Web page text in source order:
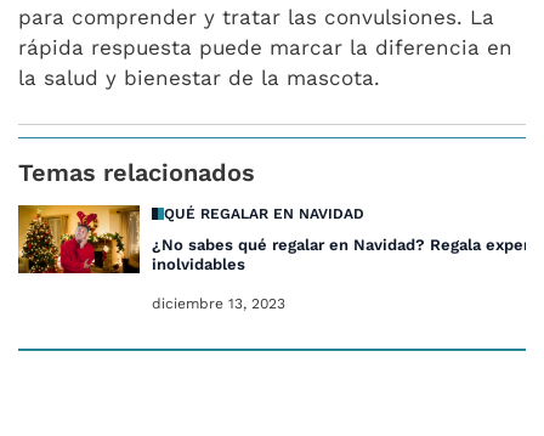
para comprender y tratar las convulsiones. La
rápida respuesta puede marcar la diferencia en
la salud y bienestar de la mascota.
Temas relacionados
QUÉ REGALAR EN NAVIDAD
¿No sabes qué regalar en Navidad? Regala
inolvidables
diciembre 13, 2023